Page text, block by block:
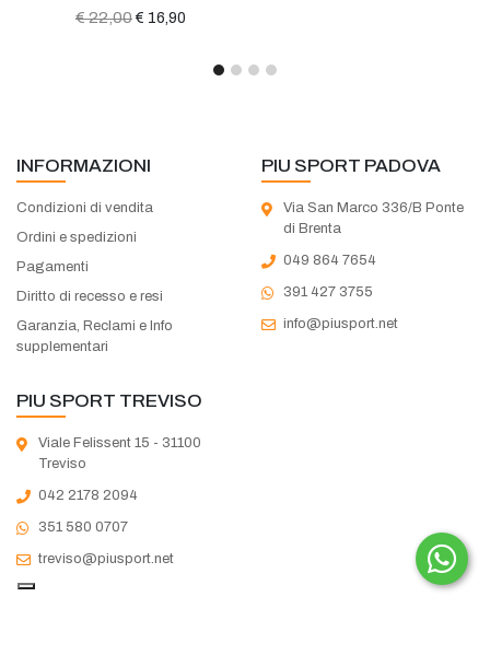
€ 22,00 € 16,90
INFORMAZIONI
Condizioni di vendita
Ordini e spedizioni
Pagamenti
Diritto di recesso e resi
Garanzia, Reclami e Info
supplementari
PIU SPORT PADOVA
Via San Marco 336/B Ponte
di Brenta
049 864 7654
391 427 3755
info@piusport.net
PIU SPORT TREVISO
Viale Felissent 15 - 31100
Treviso
042 2178 2094
351 580 0707
treviso@piusport.net